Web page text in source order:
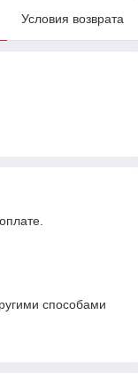
Условия возврата
способами